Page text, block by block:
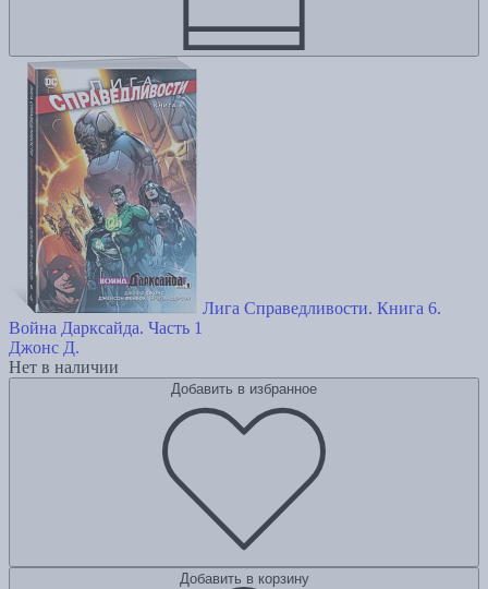
Лига Справедливости. Книга 6.
Война Дарксайда. Часть 1
Джонс Д.
Нет в наличии
Добавить в избранное
Добавить в корзину